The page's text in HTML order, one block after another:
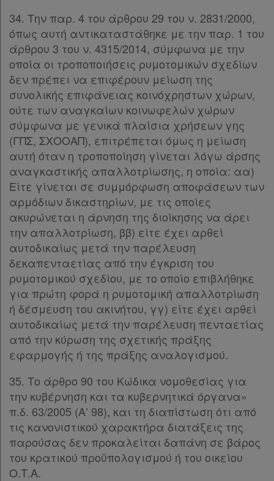
34. Την παρ. 4 του άρθρου 29 του ν. 2831/2000,
όπως αυτή αντικαταστάθηκε με την παρ. 1 του
άρθρου 3 του ν. 4315/2014, σύμφωνα με την
οποία οι τροποποιήσεις ρυμοτομικών σχεδίων
δεν πρέπει να επιφέρουν μείωση της
συνολικής επιφάνειας κοινόχρηστων χώρων,
ούτε των αναγκαίων κοινωφελών χώρων
σύμφωνα με γενικά πλαίσια χρήσεων γης
(ΓΠΣ, ΣΧΟΟΑΠ), επιτρέπεται όμως η μείωση
αυτή όταν η τροποποίηση γίνεται λόγω άρσης
αναγκαστικής απαλλοτρίωσης, η οποία: αα)
Είτε γίνεται σε συμμόρφωση αποφάσεων των
αρμόδιων δικαστηρίων, με τις οποίες
ακυρώνεται η άρνηση της διοίκησης να άρει
την απαλλοτρίωση, ββ) είτε έχει αρθεί
αυτοδικαίως μετά την παρέλευση
δεκαπενταετίας από την έγκριση του
ρυμοτομικού σχεδίου, με το οποίο επιβλήθηκε
για πρώτη φορά η ρυμοτομική απαλλοτρίωση
ή δέσμευση του ακινήτου, γγ) είτε έχει αρθεί
αυτοδικαίως μετά την παρέλευση πενταετίας
από την κύρωση της σχετικής πράξης
εφαρμογής ή της πράξης αναλογισμού.
35. Το άρθρο 90 του Κώδικα νομοθεσίας για
την κυβέρνηση και τα κυβερνητικά όργανα»
π.δ. 63/2005 (Α’ 98), και τη διαπίστωση ότι από
τις κανονιστικού χαρακτήρα διατάξεις της
παρούσας δεν προκαλείται δαπάνη σε βάρος
του κρατικού προϋπολογισμού ή του οικείου
Ο.Τ.Α.